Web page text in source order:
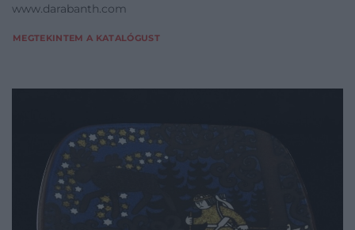
www.darabanth.com
MEGTEKINTEM A KATALÓGUST